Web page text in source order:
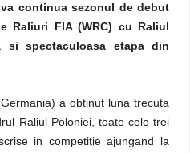
continua sezonul de debut
Raliuri FIA (WRC) cu Raliul
si spectaculoasa etapa din
a obtinut luna trecuta
Raliul Poloniei, toate cele trei
in competitie ajungand la